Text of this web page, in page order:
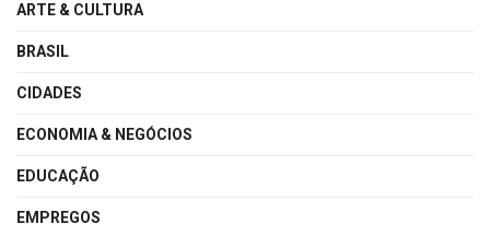
ARTE & CULTURA
BRASIL
CIDADES
ECONOMIA & NEGÓCIOS
EDUCAÇÃO
EMPREGOS